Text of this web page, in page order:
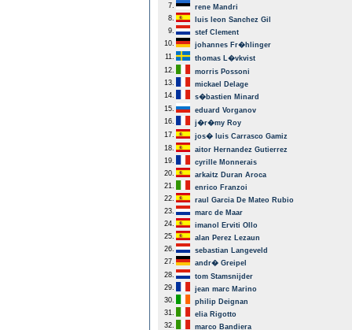
7.
rene Mandri
8.
luis leon Sanchez Gil
9.
stef Clement
10.
johannes Fr�hlinger
11.
thomas L�vkvist
12.
morris Possoni
13.
mickael Delage
14.
s�bastien Minard
15.
eduard Vorganov
16.
j�r�my Roy
17.
jos� luis Carrasco Gamiz
18.
aitor Hernandez Gutierrez
19.
cyrille Monnerais
20.
arkaitz Duran Aroca
21.
enrico Franzoi
22.
raul Garcia De Mateo Rubio
23.
marc de Maar
24.
imanol Erviti Ollo
25.
alan Perez Lezaun
26.
sebastian Langeveld
27.
andr� Greipel
28.
tom Stamsnijder
29.
jean marc Marino
30.
philip Deignan
31.
elia Rigotto
32.
marco Bandiera